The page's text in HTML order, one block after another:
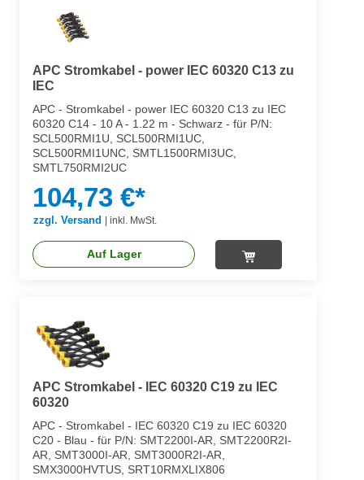
APC Stromkabel - power IEC 60320 C13 zu
IEC
APC - Stromkabel - power IEC 60320 C13 zu IEC
60320 C14 - 10 A - 1.22 m - Schwarz - für P/N:
SCL500RMI1U, SCL500RMI1UC,
SCL500RMI1UNC, SMTL1500RMI3UC,
SMTL750RMI2UC
104,73 €*
zzgl. Versand | inkl. MwSt.
Auf Lager
APC Stromkabel - IEC 60320 C19 zu IEC
60320
APC - Stromkabel - IEC 60320 C19 zu IEC 60320
C20 - Blau - für P/N: SMT2200I-AR, SMT2200R2I-
AR, SMT3000I-AR, SMT3000R2I-AR,
SMX3000HVTUS, SRT10RMXLIX806